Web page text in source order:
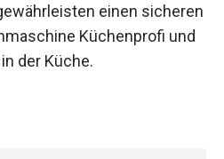
einen sicheren
Küchenprofi und
der Küche.